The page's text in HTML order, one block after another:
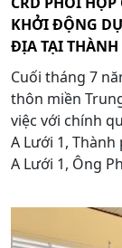
KHỞI ĐỘNG
ĐỊA TẠI THÀNH
Cuối tháng 7
thôn miền
việc với chính
A Lưới 1, Thành
A Lưới 1, Ông